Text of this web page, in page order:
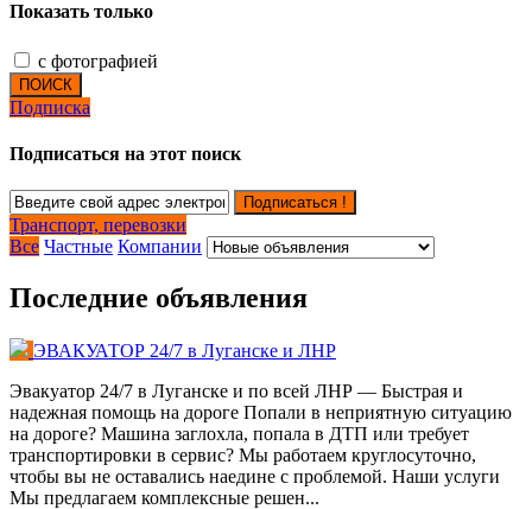
Показать только
с фотографией
ПОИСК
Подписка
Подписаться на этот поиск
Подписаться !
Транспорт, перевозки
Все Частные Компании
Последние объявления
ЭВАКУАТОР 24/7 в Луганске и ЛНР
Эвакуатор 24/7 в Луганске и по всей ЛНР — Быстрая и
надежная помощь на дороге Попали в неприятную ситуацию
на дороге? Машина заглохла, попала в ДТП или требует
транспортировки в сервис? Мы работаем круглосуточно,
чтобы вы не оставались наедине с проблемой. Наши услуги
Мы предлагаем комплексные решен...